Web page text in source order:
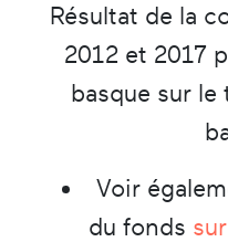
Résultat de la
2012 et 2017
basque sur le
Voir
du fonds